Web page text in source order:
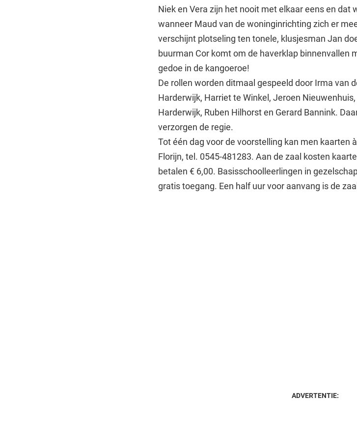
Niek en Vera zijn het nooit met elkaar eens en dat
wanneer Maud van de woninginrichting zich er
verschijnt plotseling ten tonele, klusjesman Jan
buurman Cor komt om de haverklap binnenvallen
gedoe in de kangoeroe!
De rollen worden ditmaal gespeeld door Irma van
Harderwijk, Harriet te Winkel, Jeroen
Harderwijk, Ruben Hilhorst en Gerard Bannink.
verzorgen de regie.
Tot één dag voor de voorstelling kan men kaarten
Florijn, tel. 0545-481283. Aan de zaal kosten
betalen € 6,00. Basisschoolleerlingen in
gratis toegang. Een half uur voor aanvang is de
ADVERTENTIE: